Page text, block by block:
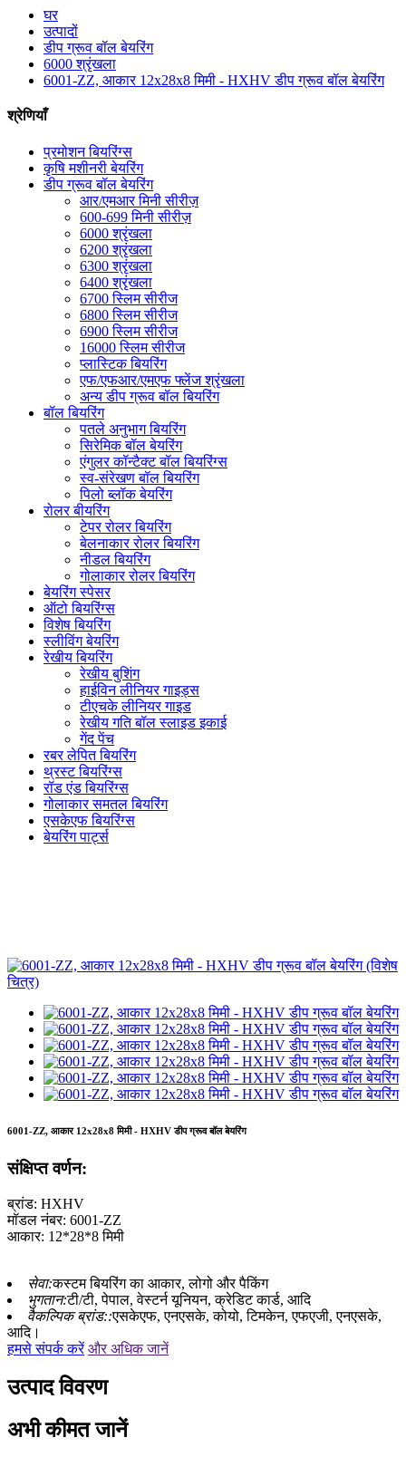
घर
उत्पादों
डीप ग्रूव बॉल बेयरिंग
6000 श्रृंखला
6001-ZZ, आकार 12x28x8 मिमी - HXHV डीप ग्रूव बॉल बेयरिंग
श्रेणियाँ
प्रमोशन बियरिंग्स
कृषि मशीनरी बेयरिंग
डीप ग्रूव बॉल बेयरिंग
आर/एमआर मिनी सीरीज़
600-699 मिनी सीरीज़
6000 श्रृंखला
6200 श्रृंखला
6300 श्रृंखला
6400 श्रृंखला
6700 स्लिम सीरीज
6800 स्लिम सीरीज
6900 स्लिम सीरीज
16000 स्लिम सीरीज
प्लास्टिक बियरिंग
एफ/एफआर/एमएफ फ्लेंज श्रृंखला
अन्य डीप ग्रूव बॉल बियरिंग
बॉल बियरिंग
पतले अनुभाग बियरिंग
सिरेमिक बॉल बेयरिंग
एंगुलर कॉन्टैक्ट बॉल बियरिंग्स
स्व-संरेखण बॉल बियरिंग
पिलो ब्लॉक बेयरिंग
रोलर बीयरिंग
टेपर रोलर बियरिंग
बेलनाकार रोलर बियरिंग
नीडल बियरिंग
गोलाकार रोलर बियरिंग
बेयरिंग स्पेसर
ऑटो बियरिंग्स
विशेष बियरिंग
स्लीविंग बेयरिंग
रेखीय बियरिंग
रेखीय बुशिंग
हाईविन लीनियर गाइड्स
टीएचके लीनियर गाइड
रेखीय गति बॉल स्लाइड इकाई
गेंद पेंच
रबर लेपित बियरिंग
थ्रस्ट बियरिंग्स
रॉड एंड बियरिंग्स
गोलाकार समतल बियरिंग
एसकेएफ बियरिंग्स
बेयरिंग पार्ट्स
6001-ZZ, आकार 12x28x8 मिमी - HXHV डीप ग्रूव बॉल बेयरिंग
संक्षिप्त वर्णन:
ब्रांड: HXHV
मॉडल नंबर: 6001-ZZ
आकार: 12*28*8 मिमी
सेवा:कस्टम बियरिंग का आकार, लोगो और पैकिंग
भुगतान:टी/टी, पेपाल, वेस्टर्न यूनियन, क्रेडिट कार्ड, आदि
वैकल्पिक ब्रांड::एसकेएफ, एनएसके, कोयो, टिमकेन, एफएजी, एनएसके,
आदि।
हमसे संपर्क करें और अधिक जानें
उत्पाद विवरण
अभी कीमत जानें